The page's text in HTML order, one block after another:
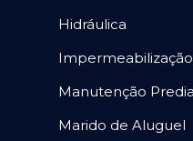
Hidráulica
Impermeabilização
Manutenção
Marido de Aluguel